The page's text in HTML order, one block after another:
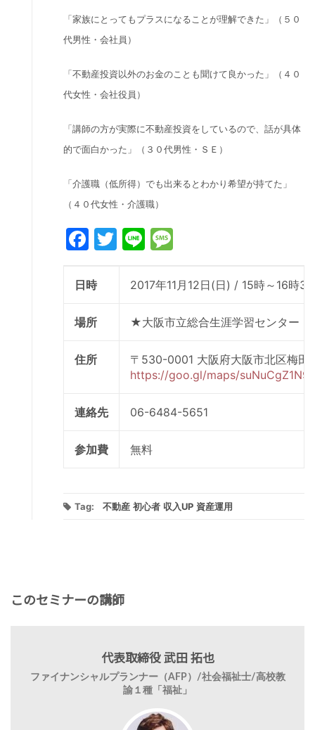
「家族にとってもプラスになることが理解できた」（５０
代男性・会社員）
「不動産投資以外のお金のことも聞けて良かった」（４０
代女性・会社役員）
「講師の方が実際に不動産投資をしているので、話が具体
的で面白かった」（３０代男性・ＳＥ）
「介護職（低所得）でも出来るとわかり希望が持てた」
（４０代女性・介護職）
Facebook
Twitter
Line
日時 2017年11月12日(日) / 15時～16時
場所 ★大阪市立総合生涯学習センター
住所
〒530-0001 大阪府大阪市北区梅
https://goo.gl/maps/
連絡先 06-6484-5651
参加費 無料
Tag: 不動産 初心者 収入UP 資産運用
このセミナーの講師
代表取締役 武田 拓也
ファイナンシャルプランナー（AFP）/社会福祉士/高校教
諭１種「福祉」